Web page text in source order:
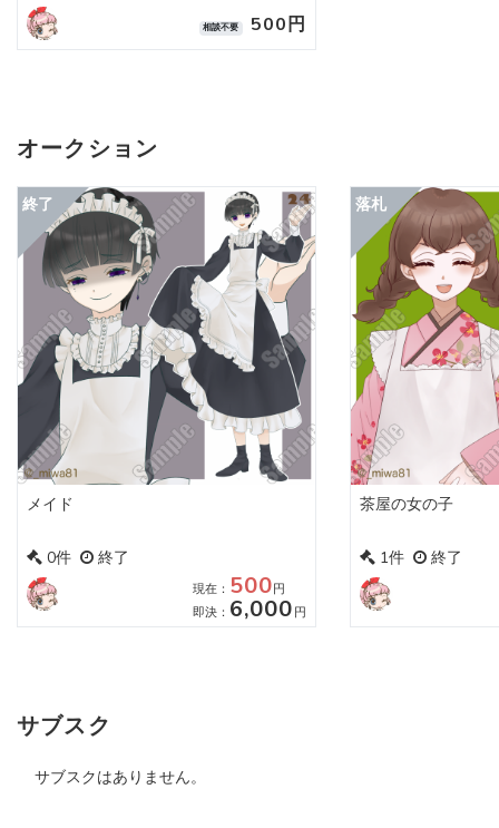
相談不要 500円
オークション
メイド
0件 終了
現在： 500円
即決： 6,000 円
茶屋の女の子
1件 終了
サブスク
サブスクはありません。